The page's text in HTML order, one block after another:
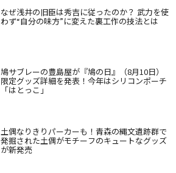
なぜ浅井の旧臣は秀吉に従ったのか？ 武力を使
わず“自分の味方”に変えた裏工作の技法とは
鳩サブレーの豊島屋が『鳩の日』（8月10日）
限定グッズ詳細を発表！今年はシリコンポーチ
「はとっこ」
土偶なりきりパーカーも！青森の縄文遺跡群で
発掘された土偶がモチーフのキュートなグッズ
が新発売